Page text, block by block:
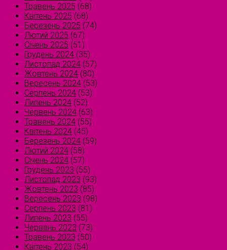
Травень 2025 (68)
Квітень 2025 (68)
Березень 2025 (74)
Лютий 2025 (67)
Січень 2025 (51)
Грудень 2024 (35)
Листопад 2024 (57)
Жовтень 2024 (80)
Вересень 2024 (53)
Серпень 2024 (53)
Липень 2024 (52)
Червень 2024 (63)
Травень 2024 (55)
Квітень 2024 (45)
Березень 2024 (59)
Лютий 2024 (58)
Січень 2024 (57)
Грудень 2023 (55)
Листопад 2023 (93)
Жовтень 2023 (85)
Вересень 2023 (98)
Серпень 2023 (81)
Липень 2023 (55)
Червень 2023 (73)
Травень 2023 (50)
Квітень 2023 (54)